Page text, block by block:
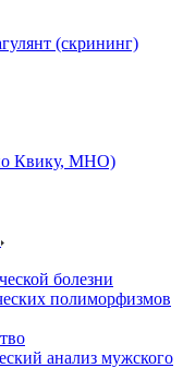
(скрининг)
Квику, МНО)
болезни
полиморфизмов
анализ мужского